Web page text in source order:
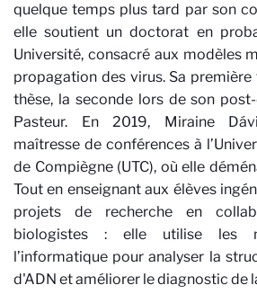
quelque temps plus tard par son
elle soutient un doctorat en
Université, consacré aux modèles
propagation des virus. Sa
thèse, la seconde lors de son
Pasteur. En 2019, Miraine
maîtresse de conférences à
de Compiègne (UTC), où elle
Tout en enseignant aux élèves
projets de recherche en
biologistes : elle utilise les
l’informatique pour analyser la
d'ADN et améliorer le diagnostic de